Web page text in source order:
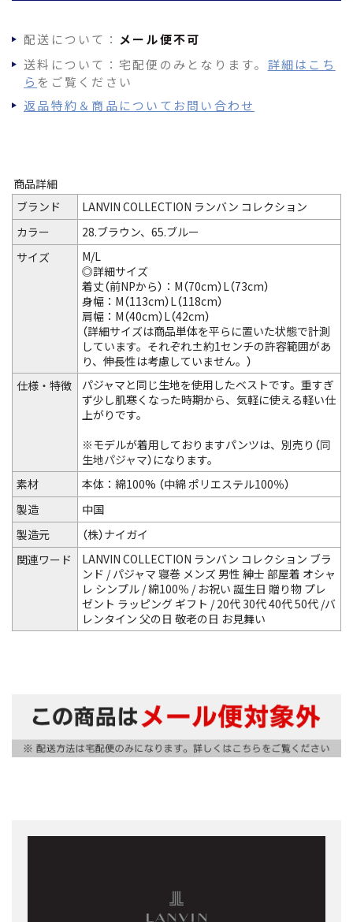
配送について： メール便不可
送料について：宅配便のみとなります。 詳細はこち
ら をご覧ください
返品特約＆商品についてお問い合わせ
商品詳細
ブランド
LANVIN COLLECTION ランバン コレクション
カラー
28.ブラウン、65.ブルー
サイズ
M/L
◎詳細サイズ
着丈（前NPから）：M（70cm）L（73cm）
身幅：M（113cm）L（118cm）
肩幅：M（40cm）L（42cm）
（詳細サイズは商品単体を平らに置いた状態で計測
しています。それぞれ±約1センチの許容範囲があ
り、伸長性は考慮していません。）
仕様・特徴
パジャマと同じ生地を使用したベストです。重すぎ
ず少し肌寒くなった時期から、気軽に使える軽い仕
上がりです。
※モデルが着用しておりますパンツは、別売り（同
生地パジャマ）になります。
素材
本体：綿100% （中綿 ポリエステル100％）
製造
中国
製造元
（株）ナイガイ
関連ワード
LANVIN COLLECTION ランバン コレクション ブラ
ンド / パジャマ 寝巻 メンズ 男性 紳士 部屋着 オシャ
レ シンプル / 綿100％ / お祝い 誕生日 贈り物 プレ
ゼント ラッピング ギフト / 20代 30代 40代 50代 /バ
レンタイン 父の日 敬老の日 お見舞い